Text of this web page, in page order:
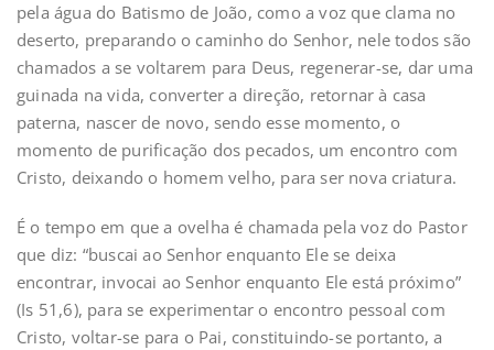
pela água do Batismo de João, como a voz que clama no
deserto, preparando o caminho do Senhor, nele todos são
chamados a se voltarem para Deus, regenerar-se, dar uma
guinada na vida, converter a direção, retornar à casa
paterna, nascer de novo, sendo esse momento, o
momento de purificação dos pecados, um encontro com
Cristo, deixando o homem velho, para ser nova criatura.
É o tempo em que a ovelha é chamada pela voz do Pastor
que diz: “buscai ao Senhor enquanto Ele se deixa
encontrar, invocai ao Senhor enquanto Ele está próximo”
(Is 51,6), para se experimentar o encontro pessoal com
Cristo, voltar-se para o Pai, constituindo-se portanto, a